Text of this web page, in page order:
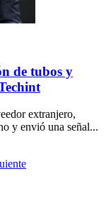
de tubos y
extranjero,
y envió una señal...